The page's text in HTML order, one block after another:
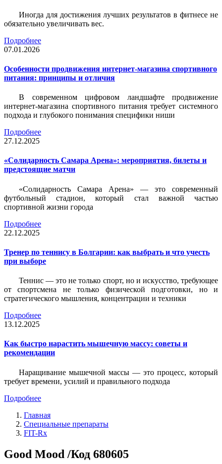
Иногда для достижения лучших результатов в фитнесе не
обязательно увеличивать вес.
Подробнее
07.01.2026
Особенности продвижения интернет-магазина спортивного
питания: принципы и отличия
В современном цифровом ландшафте продвижение
интернет-магазина спортивного питания требует системного
подхода и глубокого понимания специфики ниши
Подробнее
27.12.2025
«Солидарность Самара Арена»: мероприятия, билеты и
предстоящие матчи
«Солидарность Самара Арена» — это современный
футбольный стадион, который стал важной частью
спортивной жизни города
Подробнее
22.12.2025
Тренер по теннису в Болгарии: как выбрать и что учесть
при выборе
Теннис — это не только спорт, но и искусство, требующее
от спортсмена не только физической подготовки, но и
стратегического мышления, концентрации и техники
Подробнее
13.12.2025
Как быстро нарастить мышечную массу: советы и
рекомендации
Наращивание мышечной массы — это процесс, который
требует времени, усилий и правильного подхода
Подробнее
Главная
Специальные препараты
FIT-Rx
Good Mood /Код 680605